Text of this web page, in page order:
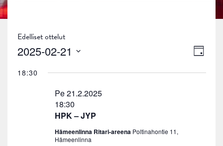
Edelliset ottelut
Päivä
2025-02-21
päivä.
18:30
HPK – JYP
Pe 21.2.2025
18:30
Hämeenlinna Ritari-areena Poltinahontie 11,
Hämeenlinna